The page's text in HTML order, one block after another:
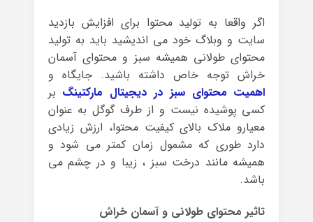
اگر واقعا به تولید محتوا برای افزایش بازدید
سایت و وبلاگ خود می اندیشید باید به تولید
محتوای طولانی همیشه سبز و محتوای آسمان
خراش توجه خاص داشته باشید. جایگاه و
اهمیت محتوای سبز در دیجیتال مارکتینگ بر
کسی پوشیده نیست و از طرف گوگل به عنوان
معیارو ملاک بالای کیفیت محتوا، ارزش زیادی
دارد طوری که مشمول زمان کمتر می شود و
همیشه مانند درخت سبز ، زیبا و در چشم می
باشد.
تاثیر محتوای طولانی و آسمان خراش